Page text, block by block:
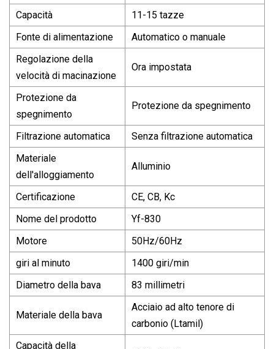
Capacità
11-15 tazze
Fonte di alimentazione
Automatico o manuale
Regolazione della
velocità di macinazione
Ora impostata
Protezione da
spegnimento
Protezione da spegnimento
Filtrazione automatica
Senza filtrazione automatica
Materiale
dell'alloggiamento
Alluminio
Certificazione
CE, CB, Kc
Nome del prodotto
Yf-830
Motore
50Hz/60Hz
giri al minuto
1400 giri/min
Diametro della bava
83 millimetri
Materiale della bava
Acciaio ad alto tenore di
carbonio (Ltamil)
Capacità della